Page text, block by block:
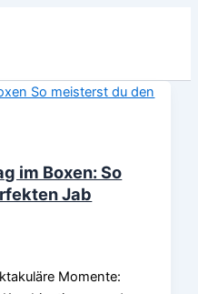
im Boxen: So
Jab
Momente: